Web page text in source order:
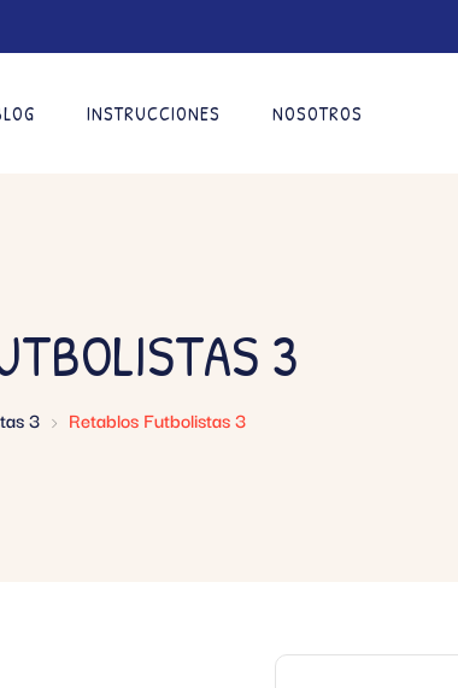
INSTRUCCIONES NOSOTROS
3
3 Retablos Futbolistas 3